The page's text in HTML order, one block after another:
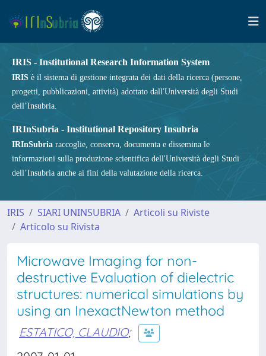
IRIS - Institutional Research Information System
IRIS è il sistema di gestione integrata dei dati della ricerca (persone,
progetti, pubblicazioni, attività) adottato dall'Università degli Studi
dell’Insubria.
IRInSubria - Institutional Repository Insubria
IRInSubria raccoglie, conserva, documenta e dissemina le
informazioni sulla produzione scientifica dell'Università degli Studi
dell’Insubria anche ai fini della valutazione della ricerca.
IRIS SIARI UNINSUBRIA
Articoli su Riviste
Articolo su Rivista
Microwave Imaging for non­
destructive Evaluation of dielectric
structures: numerical simulations by
using an Inexact­Newton method
ESTATICO, CLAUDIO;